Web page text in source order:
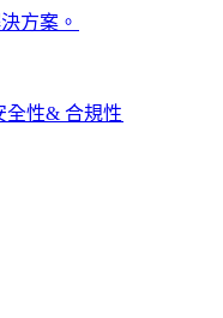
方案。​​
全性& 合規性​​